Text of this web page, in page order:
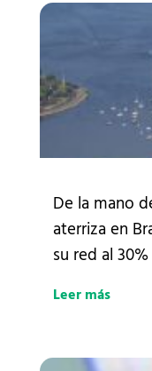
De la mano
aterriza en
su red al
Leer más